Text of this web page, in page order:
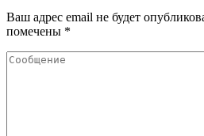
Ваш адрес email не будет
помечены *